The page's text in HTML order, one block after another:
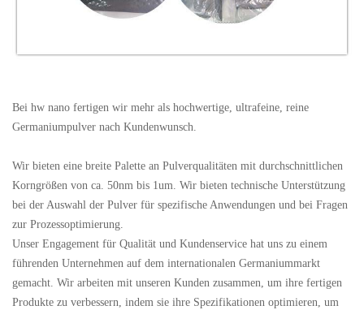
Bei hw nano fertigen wir mehr als hochwertige, ultrafeine, reine
Germaniumpulver nach Kundenwunsch.
Wir bieten eine breite Palette an Pulverqualitäten mit durchschnittlichen
Korngrößen von ca. 50nm bis 1um. Wir bieten technische Unterstützung
bei der Auswahl der Pulver für spezifische Anwendungen und bei Fragen
zur Prozessoptimierung.
Unser Engagement für Qualität und Kundenservice hat uns zu einem
führenden Unternehmen auf dem internationalen Germaniummarkt
gemacht. Wir arbeiten mit unseren Kunden zusammen, um ihre fertigen
Produkte zu verbessern, indem sie ihre Spezifikationen optimieren, um